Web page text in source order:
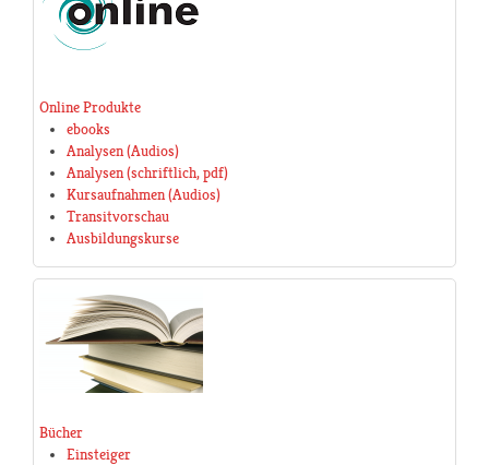
Online Produkte
ebooks
Analysen (Audios)
Analysen (schriftlich, pdf)
Kursaufnahmen (Audios)
Transitvorschau
Ausbildungskurse
Bücher
Einsteiger